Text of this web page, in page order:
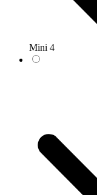
Mini 4